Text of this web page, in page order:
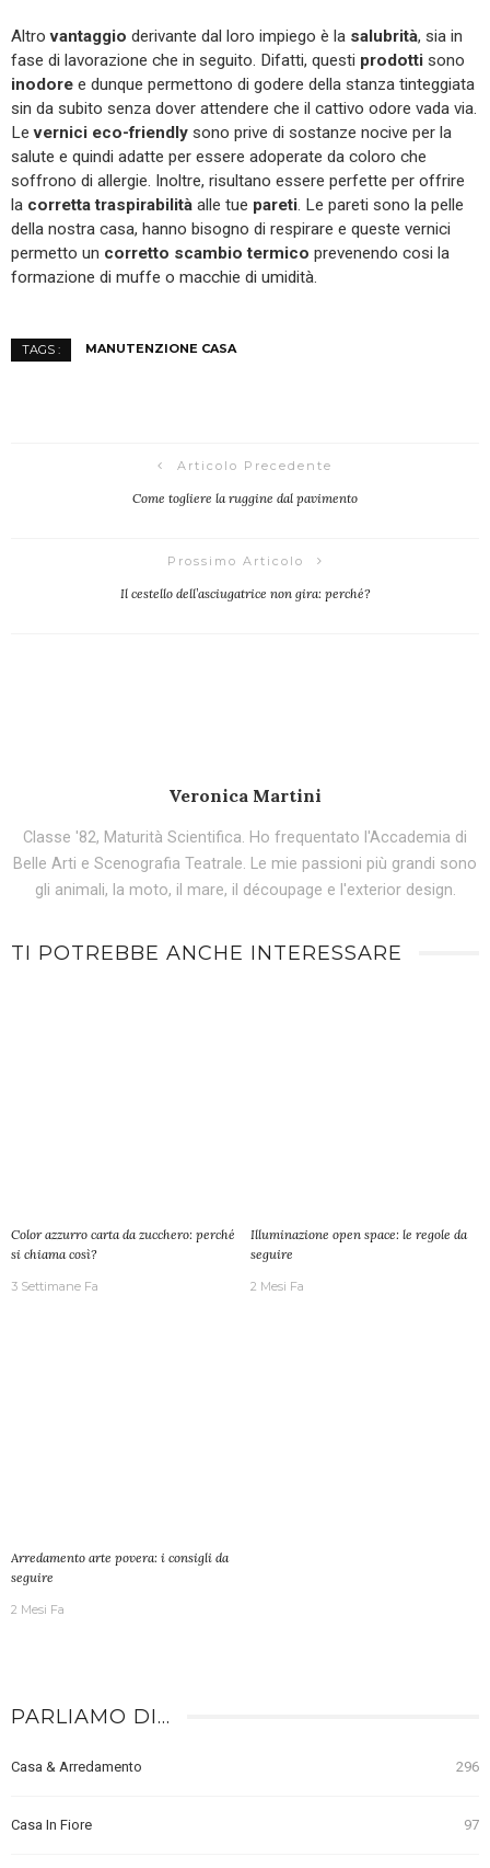
Altrovantaggio derivante dal loro impiego è la salubrità, sia in
fase di lavorazione che in seguito. Difatti, questi prodotti sono
inodore e dunque permettono di godere della stanza tinteggiata
sin da subito senza dover attendere che il cattivo odore vada via.
Levernici eco-friendly sono prive di sostanze nocive per la
salute e quindi adatte per essere adoperate da coloro che
soffrono di allergie. Inoltre, risultano essere perfette per offrire
la corretta traspirabilità alle tue pareti. Le pareti sono la pelle
della nostra casa, hanno bisogno di respirare e queste vernici
permetto un corretto scambio termico prevenendo cosi la
formazione di muffe o macchie di umidità.
TAGS : MANUTENZIONE CASA
Articolo Precedente
Come togliere la ruggine dal pavimento
Prossimo Articolo
Il cestello dell’asciugatrice non gira: perché?
Veronica Martini
Classe '82, Maturità Scientifica. Ho frequentato l'Accademia di
Belle Arti e Scenografia Teatrale. Le mie passioni più grandi sono
gli animali, la moto, il mare, il découpage e l'exterior design.
TI POTREBBE ANCHE INTERESSARE
Color azzurro carta da zucchero: perché
si chiama così?
3 Settimane Fa
Illuminazione open space: le regole da
seguire
2 Mesi Fa
Arredamento arte povera: i consigli da
seguire
2 Mesi Fa
PARLIAMO DI…
Casa & Arredamento 296
Casa In Fiore 97